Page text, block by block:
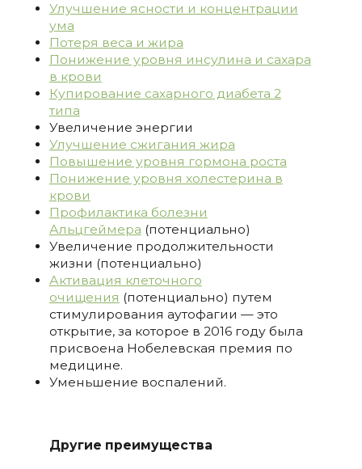
Улучшение ясности и концентрации
ума
Потеря веса и жира
Понижение уровня инсулина и сахара
в крови
Купирование сахарного диабета 2
типа
Увеличение энергии
Улучшение сжигания жира
Повышение уровня гормона роста
Понижение уровня холестерина в
крови
Профилактика болезни
Альцгеймера (потенциально)
Увеличение продолжительности
жизни (потенциально)
Активация клеточного
очищения (потенциально) путем
стимулирования аутофагии — это
открытие, за которое в 2016 году была
присвоена Нобелевская премия по
медицине.
Уменьшение воспалений.
Другие преимущества